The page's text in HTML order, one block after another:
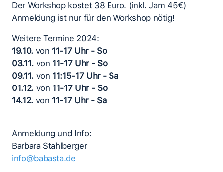
Der Workshop kostet 38 Euro. (inkl. Jam 45€)
Anmeldung ist nur für den Workshop nötig!
Weitere Termine 2024:
19.10.von 11-17 Uhr - So
03.11.von 11-17 Uhr - So
09.11. von 11:15-17 Uhr - Sa
01.12. von 11-17 Uhr - So
14.12. von 11-17 Uhr - Sa
Anmeldung und Info:
Barbara Stahlberger
info@babasta.de